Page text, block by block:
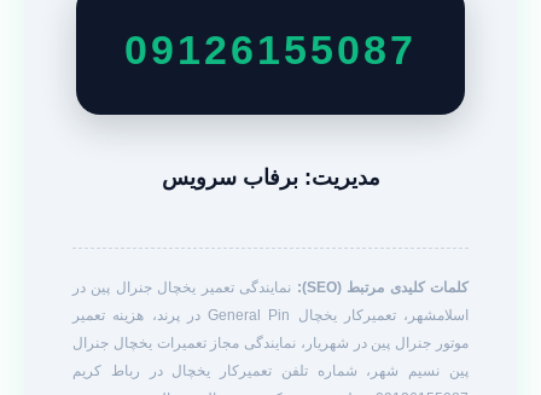
09126155087
مدیریت: برفاب سرویس
کلمات کلیدی مرتبط (SEO):
نمایندگی تعمیر یخچال جنرال پین در
اسلامشهر، تعمیرکار یخچال General Pin در پرند، هزینه تعمیر
موتور جنرال پین در شهریار، نمایندگی مجاز تعمیرات یخچال جنرال
پین نسیم شهر، شماره تلفن تعمیرکار یخچال در رباط کریم